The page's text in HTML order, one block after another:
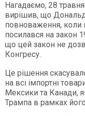
Нагадаємо, 28
вирішив, що
повноваження, коли
посилався на закон
що цей закон не
Конгресу.
Це рішення
на всі імпортні
Мексики та Канади,
Трампа в рамках